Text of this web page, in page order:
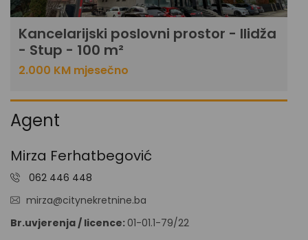
Kancelarijski poslovni prostor - Ilidža
- Stup - 100 m²
2.000 KM mjesečno
Agent
Mirza Ferhatbegović
062 446 448
mirza@citynekretnine.ba
Br.uvjerenja / licence:01-01.1-79/22